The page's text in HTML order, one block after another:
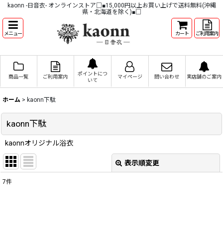
kaonn -日音衣- オンラインストア□■15,000円以上お買い上げで送料無料(沖縄
県・北海道を除く)■□
メニュー カート ご利用案内
商品一覧 ご利用案内
ポイントにつ
いて
マイページ 問い合わせ 実店舗のご案内
ホーム > kaonn下駄
kaonn下駄
kaonnオリジナル浴衣
表示順変更
7件